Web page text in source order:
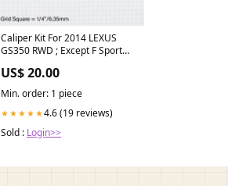
Caliper Kit For 2014 LEXUS
GS350 RWD ; Except F Sport
esi1826726
US$ 20.00
Min. order: 1 piece
★★★★★4.6 (19 reviews)
Sold : Login>>